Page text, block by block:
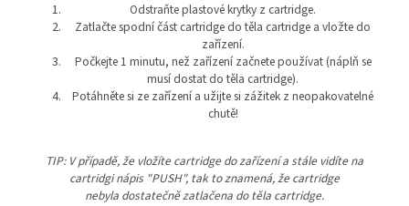
Odstraňte plastové krytky z cartridge.
Zatlačte spodní část cartridge do těla cartridge a vložte do
zařízení.
Počkejte 1 minutu, než zařízení začnete používat (náplň se
musí dostat do těla cartridge).
Potáhněte si ze zařízení a užijte si zážitek z neopakovatelné
chutě!
TIP: V případě, že vložíte cartridge do zařízení a stále vidíte na
cartridgi nápis "PUSH", tak to znamená, že cartridge
nebyla dostatečně zatlačena do těla cartridge.